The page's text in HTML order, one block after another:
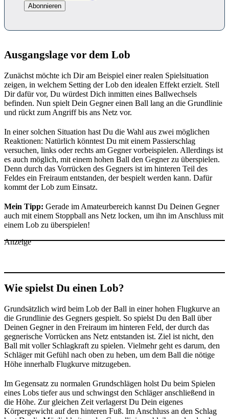
Ausgangslage vor dem Lob
Zunächst möchte ich Dir am Beispiel einer realen Spielsituation
zeigen, in welchem Setting der Lob den idealen Effekt erzielt. Stell
Dir dafür vor, Du würdest Dich inmitten eines Ballwechsels
befinden. Nun spielt Dein Gegner einen Ball lang an die Grundlinie
und rückt zum Angriff bis ans Netz vor.
In einer solchen Situation hast Du die Wahl aus zwei möglichen
Reaktionen: Natürlich könntest Du mit einem Passierschlag
versuchen, links oder rechts am Gegner vorbeispielen. Allerdings ist
es auch möglich, mit einem hohen Ball den Gegner zu überspielen.
Denn durch das Vorrücken des Gegners ist im hinteren Teil des
Feldes ein Freiraum entstanden, der bespielt werden kann. Dafür
kommt der Lob zum Einsatz.
Mein Tipp: Gerade im Amateurbereich kannst Du Deinen Gegner
auch mit einem Stoppball ans Netz locken, um ihn im Anschluss mit
einem Lob zu überspielen!
Anzeige
Wie spielst Du einen Lob?
Grundsätzlich wird beim Lob der Ball in einer hohen Flugkurve an
die Grundlinie des Gegners gespielt. So spielst Du den Ball über
Deinen Gegner in den Freiraum im hinteren Feld, der durch das
gegnerische Vorrücken ans Netz entstanden ist. Ziel ist nicht, den
Ball mit voller Schlagkraft zu spielen. Vielmehr geht es darum, den
Schläger mit Gefühl nach oben zu heben, um dem Ball die nötige
Höhe innerhalb Flugkurve mitzugeben.
Im Gegensatz zu normalen Grundschlägen holst Du beim Spielen
eines Lobs tiefer aus und schwingst den Schläger anschließend in
die Höhe. Zur gleichen Zeit verlagerst Du Dein eigenes
Körpergewicht auf den hinteren Fuß. Im Anschluss an den Schlag